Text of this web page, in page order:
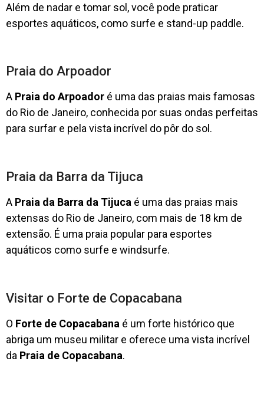
Além de nadar e tomar sol, você pode praticar
esportes aquáticos, como surfe e stand-up paddle.
Praia do Arpoador
A Praia do Arpoador é uma das praias mais famosas
do Rio de Janeiro, conhecida por suas ondas perfeitas
para surfar e pela vista incrível do pôr do sol.
Praia da Barra da Tijuca
A Praia da Barra da Tijuca é uma das praias mais
extensas do Rio de Janeiro, com mais de 18 km de
extensão. É uma praia popular para esportes
aquáticos como surfe e windsurfe.
Visitar o Forte de Copacabana
O Forte de Copacabana é um forte histórico que
abriga um museu militar e oferece uma vista incrível
da Praia de Copacabana.